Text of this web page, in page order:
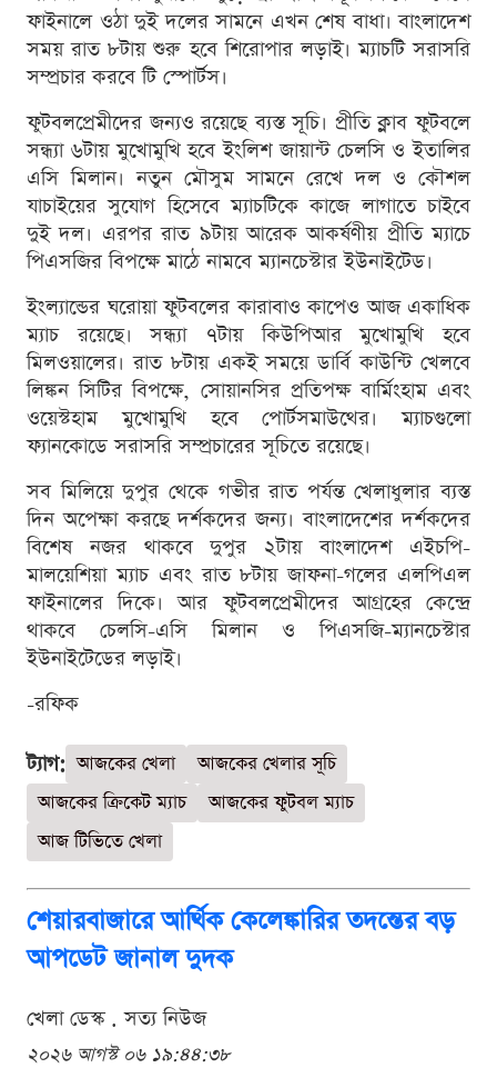
ফাইনালে ওঠা দুই দলের সামনে এখন শেষ বাধা। বাংলাদেশ
সময় রাত ৮টায় শুরু হবে শিরোপার লড়াই। ম্যাচটি সরাসরি
সম্প্রচার করবে টি স্পোর্টস।
ফুটবলপ্রেমীদের জন্যও রয়েছে ব্যস্ত সূচি। প্রীতি ক্লাব ফুটবলে
সন্ধ্যা ৬টায় মুখোমুখি হবে ইংলিশ জায়ান্ট চেলসি ও ইতালির
এসি মিলান। নতুন মৌসুম সামনে রেখে দল ও কৌশল
যাচাইয়ের সুযোগ হিসেবে ম্যাচটিকে কাজে লাগাতে চাইবে
দুই দল। এরপর রাত ৯টায় আরেক আকর্ষণীয় প্রীতি ম্যাচে
পিএসজির বিপক্ষে মাঠে নামবে ম্যানচেস্টার ইউনাইটেড।
ইংল্যান্ডের ঘরোয়া ফুটবলের কারাবাও কাপেও আজ একাধিক
ম্যাচ রয়েছে। সন্ধ্যা ৭টায় কিউপিআর মুখোমুখি হবে
মিলওয়ালের। রাত ৮টায় একই সময়ে ডার্বি কাউন্টি খেলবে
লিঙ্কন সিটির বিপক্ষে, সোয়ানসির প্রতিপক্ষ বার্মিংহাম এবং
ওয়েস্টহাম মুখোমুখি হবে পোর্টসমাউথের। ম্যাচগুলো
ফ্যানকোডে সরাসরি সম্প্রচারের সূচিতে রয়েছে।
সব মিলিয়ে দুপুর থেকে গভীর রাত পর্যন্ত খেলাধুলার ব্যস্ত
দিন অপেক্ষা করছে দর্শকদের জন্য। বাংলাদেশের দর্শকদের
বিশেষ নজর থাকবে দুপুর ২টায় বাংলাদেশ এইচপি-
মালয়েশিয়া ম্যাচ এবং রাত ৮টায় জাফনা-গলের এলপিএল
ফাইনালের দিকে। আর ফুটবলপ্রেমীদের আগ্রহের কেন্দ্রে
থাকবে চেলসি-এসি মিলান ও পিএসজি-ম্যানচেস্টার
ইউনাইটেডের লড়াই।
-রফিক
ট্যাগ: আজকের খেলা
আজকের খেলার সূচি
আজকের ক্রিকেট ম্যাচ
আজকের ফুটবল ম্যাচ
আজ টিভিতে খেলা
শেয়ারবাজারে আর্থিক কেলেঙ্কারির তদন্তের বড়
আপডেট জানাল দুদক
খেলা ডেস্ক . সত্য নিউজ
২০২৬ আগস্ট ০৬ ১৯:৪৪:৩৮